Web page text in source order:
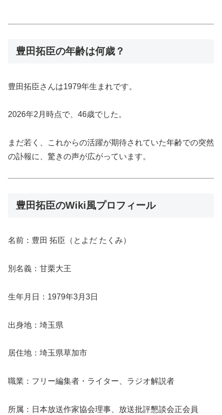
豊田拓臣の年齢は何歳？
豊田拓臣さんは1979年生まれです。
2026年2月時点で、46歳でした。
まだ若く、これからの活躍が期待されていた年齢での突然
の訃報に、驚きの声が広がっています。
豊田拓臣のWiki風プロフィール
名前：豊田 拓臣（とよだ たくみ）
別名義：甘栗大王
生年月日：1979年3月3日
出身地：埼玉県
居住地：埼玉県草加市
職業：フリー編集者・ライター、ラジオ解説者
所属：日本放送作家協会理事、放送批評懇談会正会員